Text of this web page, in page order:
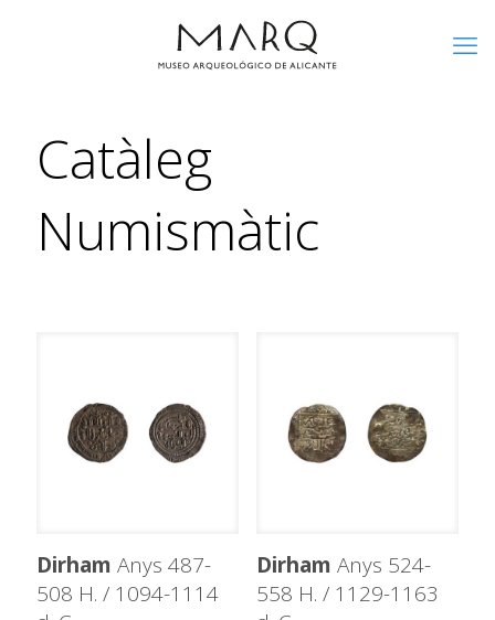
Catàleg
Numismàtic
Dirham Anys 487-
508 H. / 1094-1114
Dirham Anys 524-
558 H. / 1129-1163